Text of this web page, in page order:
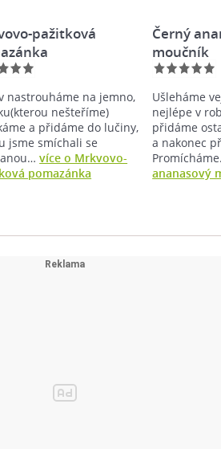
pažitková
nastrouháme na jemno,
nešteříme)
a přidáme do lučiny,
jsme smíchali se
více o Mrkvovo-
pomazánka
Černý
moučník
Ušleháme
nejlépe v
přidáme
a nakonec
ananasový